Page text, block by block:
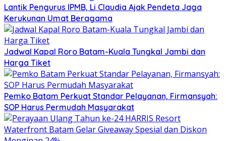
Lantik Pengurus IPMB, Li Claudia Ajak Pendeta Jaga
Kerukunan Umat Beragama
Jadwal Kapal Roro Batam-Kuala Tungkal Jambi dan
Harga Tiket
Pemko Batam Perkuat Standar Pelayanan, Firmansyah:
SOP Harus Permudah Masyarakat